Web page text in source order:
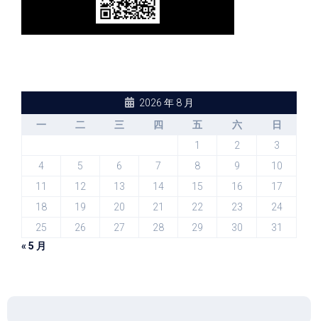
2026 年 8 月
一
二 三 四 五 六
日
1
2
3
4
5 6 7 8 9
10
11
12 13 14 15 16
17
18
19 20 21 22 23
24
25
26 27 28 29 30
31
« 5 月